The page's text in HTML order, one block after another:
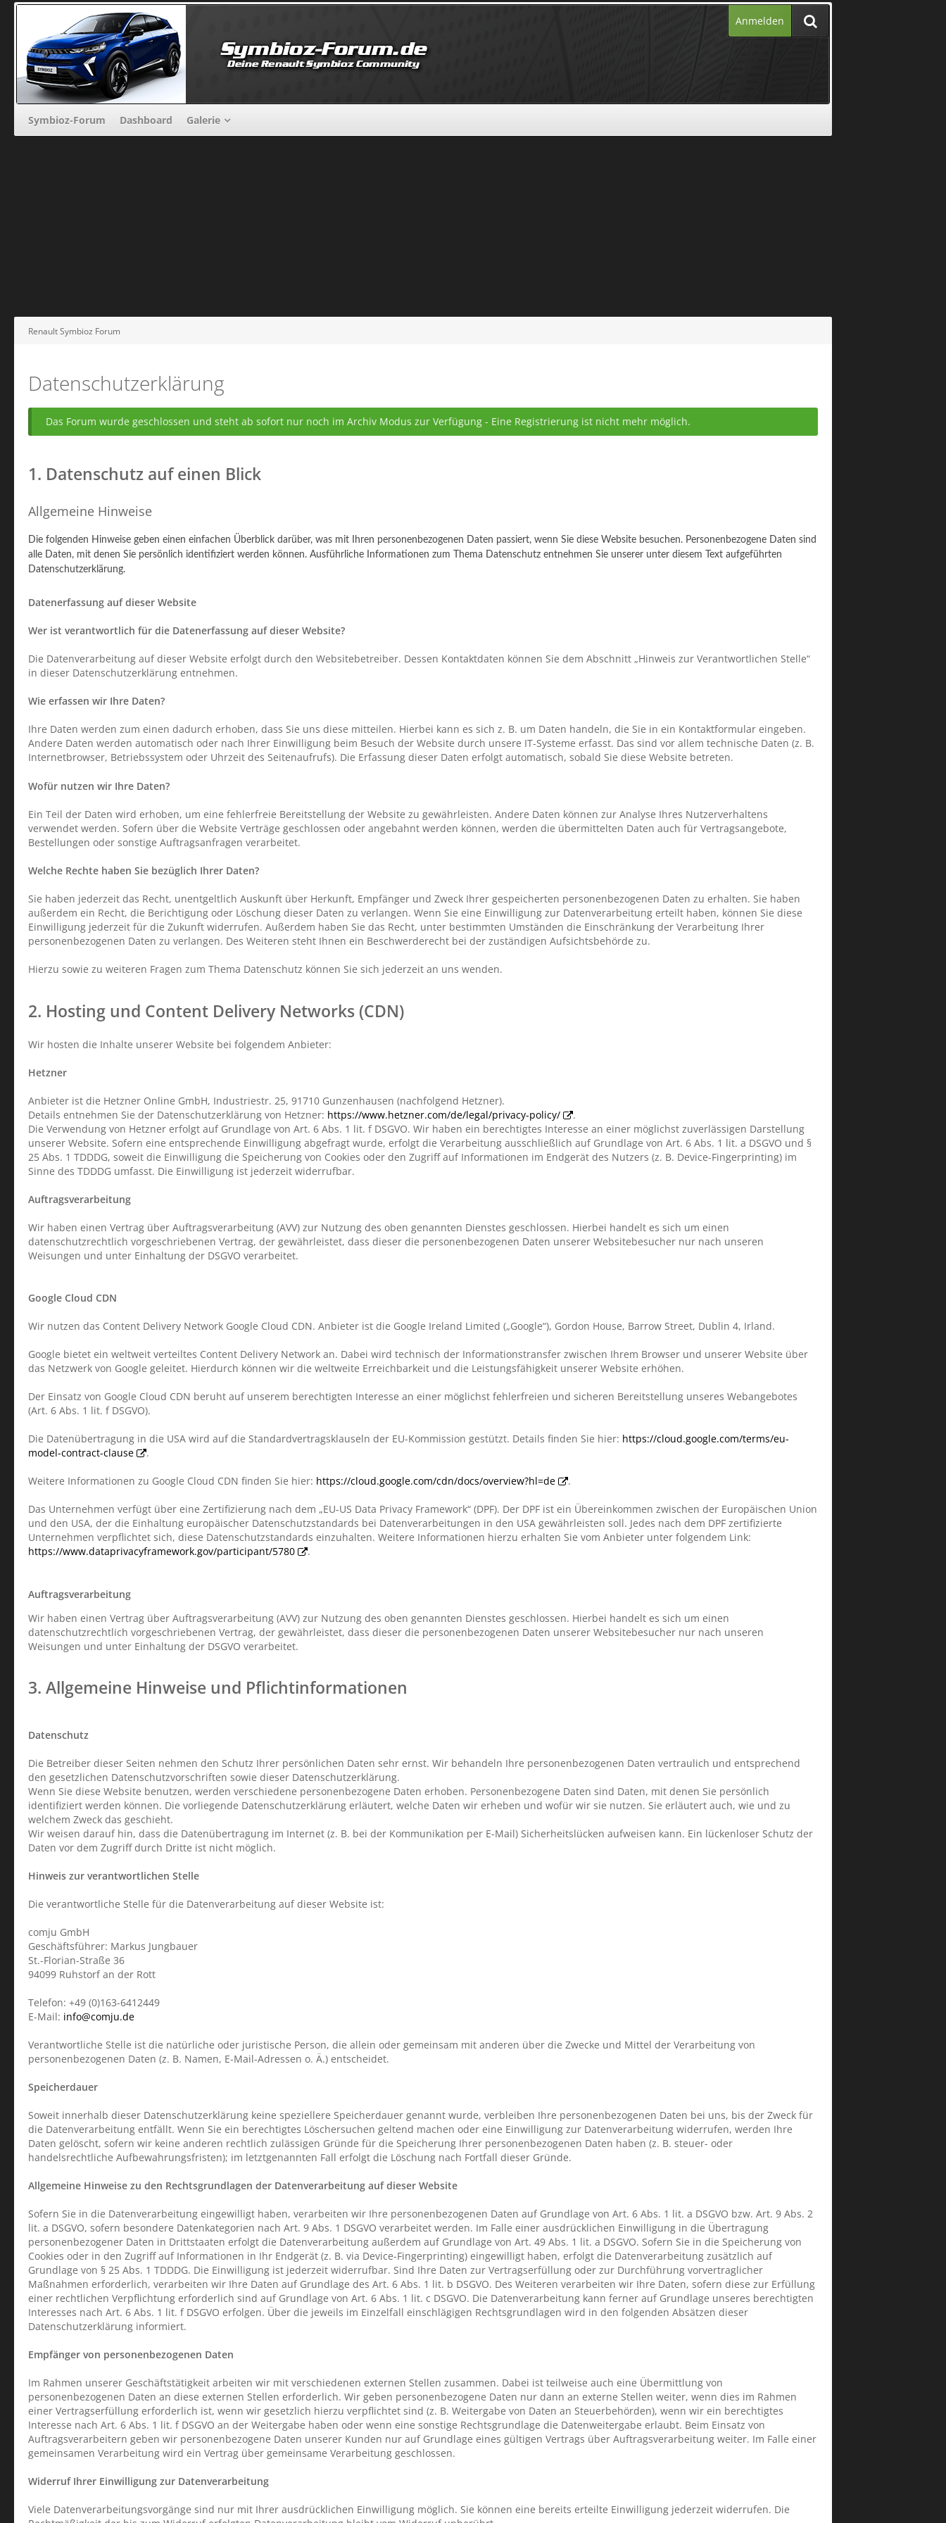
Anmelden
Symbioz-Forum Dashboard Galerie
Renault Symbioz Forum
Datenschutzerklärung
Das Forum wurde geschlossen und steht ab sofort nur noch im Archiv Modus zur Verfügung - Eine Registrierung ist nicht mehr möglich.
1. Datenschutz auf einen Blick
Allgemeine Hinweise
Die folgenden Hinweise geben einen einfachen Überblick darüber, was mit Ihren personenbezogenen Daten passiert, wenn Sie diese Website besuchen. Personenbezogene Daten sind
alle Daten, mit denen Sie persönlich identifiziert werden können. Ausführliche Informationen zum Thema Datenschutz entnehmen Sie unserer unter diesem Text aufgeführten
Datenschutzerklärung.
Datenerfassung auf dieser Website
Wer ist verantwortlich für die Datenerfassung auf dieser Website?
Die Datenverarbeitung auf dieser Website erfolgt durch den Websitebetreiber. Dessen Kontaktdaten können Sie dem Abschnitt „Hinweis zur Verantwortlichen Stelle“
in dieser Datenschutzerklärung entnehmen.
Wie erfassen wir Ihre Daten?
Ihre Daten werden zum einen dadurch erhoben, dass Sie uns diese mitteilen. Hierbei kann es sich z. B. um Daten handeln, die Sie in ein Kontaktformular eingeben.
Andere Daten werden automatisch oder nach Ihrer Einwilligung beim Besuch der Website durch unsere IT-Systeme erfasst. Das sind vor allem technische Daten (z. B.
Internetbrowser, Betriebssystem oder Uhrzeit des Seitenaufrufs). Die Erfassung dieser Daten erfolgt automatisch, sobald Sie diese Website betreten.
Wofür nutzen wir Ihre Daten?
Ein Teil der Daten wird erhoben, um eine fehlerfreie Bereitstellung der Website zu gewährleisten. Andere Daten können zur Analyse Ihres Nutzerverhaltens
verwendet werden. Sofern über die Website Verträge geschlossen oder angebahnt werden können, werden die übermittelten Daten auch für Vertragsangebote,
Bestellungen oder sonstige Auftragsanfragen verarbeitet.
Welche Rechte haben Sie bezüglich Ihrer Daten?
Sie haben jederzeit das Recht, unentgeltlich Auskunft über Herkunft, Empfänger und Zweck Ihrer gespeicherten personenbezogenen Daten zu erhalten. Sie haben
außerdem ein Recht, die Berichtigung oder Löschung dieser Daten zu verlangen. Wenn Sie eine Einwilligung zur Datenverarbeitung erteilt haben, können Sie diese
Einwilligung jederzeit für die Zukunft widerrufen. Außerdem haben Sie das Recht, unter bestimmten Umständen die Einschränkung der Verarbeitung Ihrer
personenbezogenen Daten zu verlangen. Des Weiteren steht Ihnen ein Beschwerderecht bei der zuständigen Aufsichtsbehörde zu.
Hierzu sowie zu weiteren Fragen zum Thema Datenschutz können Sie sich jederzeit an uns wenden.
2. Hosting und Content Delivery Networks (CDN)
Wir hosten die Inhalte unserer Website bei folgendem Anbieter:
Hetzner
Anbieter ist die Hetzner Online GmbH, Industriestr. 25, 91710 Gunzenhausen (nachfolgend Hetzner).
Details entnehmen Sie der Datenschutzerklärung von Hetzner: https://www.hetzner.com/de/legal/privacy-policy/
.
Die Verwendung von Hetzner erfolgt auf Grundlage von Art. 6 Abs. 1 lit. f DSGVO. Wir haben ein berechtigtes Interesse an einer möglichst zuverlässigen Darstellung
unserer Website. Sofern eine entsprechende Einwilligung abgefragt wurde, erfolgt die Verarbeitung ausschließlich auf Grundlage von Art. 6 Abs. 1 lit. a DSGVO und §
25 Abs. 1 TDDDG, soweit die Einwilligung die Speicherung von Cookies oder den Zugriff auf Informationen im Endgerät des Nutzers (z. B. Device-Fingerprinting) im
Sinne des TDDDG umfasst. Die Einwilligung ist jederzeit widerrufbar.
Auftragsverarbeitung
Wir haben einen Vertrag über Auftragsverarbeitung (AVV) zur Nutzung des oben genannten Dienstes geschlossen. Hierbei handelt es sich um einen
datenschutzrechtlich vorgeschriebenen Vertrag, der gewährleistet, dass dieser die personenbezogenen Daten unserer Websitebesucher nur nach unseren
Weisungen und unter Einhaltung der DSGVO verarbeitet.
Google Cloud CDN
Wir nutzen das Content Delivery Network Google Cloud CDN. Anbieter ist die Google Ireland Limited („Google“), Gordon House, Barrow Street, Dublin 4, Irland.
Google bietet ein weltweit verteiltes Content Delivery Network an. Dabei wird technisch der Informationstransfer zwischen Ihrem Browser und unserer Website über
das Netzwerk von Google geleitet. Hierdurch können wir die weltweite Erreichbarkeit und die Leistungsfähigkeit unserer Website erhöhen.
Der Einsatz von Google Cloud CDN beruht auf unserem berechtigten Interesse an einer möglichst fehlerfreien und sicheren Bereitstellung unseres Webangebotes
(Art. 6 Abs. 1 lit. f DSGVO).
Die Datenübertragung in die USA wird auf die Standardvertragsklauseln der EU-Kommission gestützt. Details finden Sie hier: https://cloud.google.com/terms/eu-
model-contract-clause
.
Weitere Informationen zu Google Cloud CDN finden Sie hier: https://cloud.google.com/cdn/docs/overview?hl=de .
Das Unternehmen verfügt über eine Zertifizierung nach dem „EU-US Data Privacy Framework“ (DPF). Der DPF ist ein Übereinkommen zwischen der Europäischen Union
und den USA, der die Einhaltung europäischer Datenschutzstandards bei Datenverarbeitungen in den USA gewährleisten soll. Jedes nach dem DPF zertifizierte
Unternehmen verpflichtet sich, diese Datenschutzstandards einzuhalten. Weitere Informationen hierzu erhalten Sie vom Anbieter unter folgendem Link:
https://www.dataprivacyframework.gov/participant/5780
.
Auftragsverarbeitung
Wir haben einen Vertrag über Auftragsverarbeitung (AVV) zur Nutzung des oben genannten Dienstes geschlossen. Hierbei handelt es sich um einen
datenschutzrechtlich vorgeschriebenen Vertrag, der gewährleistet, dass dieser die personenbezogenen Daten unserer Websitebesucher nur nach unseren
Weisungen und unter Einhaltung der DSGVO verarbeitet.
3. Allgemeine Hinweise und Pflicht­informationen
Datenschutz
Die Betreiber dieser Seiten nehmen den Schutz Ihrer persönlichen Daten sehr ernst. Wir behandeln Ihre personenbezogenen Daten vertraulich und entsprechend
den gesetzlichen Datenschutzvorschriften sowie dieser Datenschutzerklärung.
Wenn Sie diese Website benutzen, werden verschiedene personenbezogene Daten erhoben. Personenbezogene Daten sind Daten, mit denen Sie persönlich
identifiziert werden können. Die vorliegende Datenschutzerklärung erläutert, welche Daten wir erheben und wofür wir sie nutzen. Sie erläutert auch, wie und zu
welchem Zweck das geschieht.
Wir weisen darauf hin, dass die Datenübertragung im Internet (z. B. bei der Kommunikation per E-Mail) Sicherheitslücken aufweisen kann. Ein lückenloser Schutz der
Daten vor dem Zugriff durch Dritte ist nicht möglich.
Hinweis zur verantwortlichen Stelle
Die verantwortliche Stelle für die Datenverarbeitung auf dieser Website ist:
comju GmbH
Geschäftsführer: Markus Jungbauer
St.-Florian-Straße 36
94099 Ruhstorf an der Rott
Telefon: +49 (0)163-6412449
E-Mail: info@comju.de
Verantwortliche Stelle ist die natürliche oder juristische Person, die allein oder gemeinsam mit anderen über die Zwecke und Mittel der Verarbeitung von
personenbezogenen Daten (z. B. Namen, E-Mail-Adressen o. Ä.) entscheidet.
Speicherdauer
Soweit innerhalb dieser Datenschutzerklärung keine speziellere Speicherdauer genannt wurde, verbleiben Ihre personenbezogenen Daten bei uns, bis der Zweck für
die Datenverarbeitung entfällt. Wenn Sie ein berechtigtes Löschersuchen geltend machen oder eine Einwilligung zur Datenverarbeitung widerrufen, werden Ihre
Daten gelöscht, sofern wir keine anderen rechtlich zulässigen Gründe für die Speicherung Ihrer personenbezogenen Daten haben (z. B. steuer- oder
handelsrechtliche Aufbewahrungsfristen); im letztgenannten Fall erfolgt die Löschung nach Fortfall dieser Gründe.
Allgemeine Hinweise zu den Rechtsgrundlagen der Datenverarbeitung auf dieser Website
Sofern Sie in die Datenverarbeitung eingewilligt haben, verarbeiten wir Ihre personenbezogenen Daten auf Grundlage von Art. 6 Abs. 1 lit. a DSGVO bzw. Art. 9 Abs. 2
lit. a DSGVO, sofern besondere Datenkategorien nach Art. 9 Abs. 1 DSGVO verarbeitet werden. Im Falle einer ausdrücklichen Einwilligung in die Übertragung
personenbezogener Daten in Drittstaaten erfolgt die Datenverarbeitung außerdem auf Grundlage von Art. 49 Abs. 1 lit. a DSGVO. Sofern Sie in die Speicherung von
Cookies oder in den Zugriff auf Informationen in Ihr Endgerät (z. B. via Device-Fingerprinting) eingewilligt haben, erfolgt die Datenverarbeitung zusätzlich auf
Grundlage von § 25 Abs. 1 TDDDG. Die Einwilligung ist jederzeit widerrufbar. Sind Ihre Daten zur Vertragserfüllung oder zur Durchführung vorvertraglicher
Maßnahmen erforderlich, verarbeiten wir Ihre Daten auf Grundlage des Art. 6 Abs. 1 lit. b DSGVO. Des Weiteren verarbeiten wir Ihre Daten, sofern diese zur Erfüllung
einer rechtlichen Verpflichtung erforderlich sind auf Grundlage von Art. 6 Abs. 1 lit. c DSGVO. Die Datenverarbeitung kann ferner auf Grundlage unseres berechtigten
Interesses nach Art. 6 Abs. 1 lit. f DSGVO erfolgen. Über die jeweils im Einzelfall einschlägigen Rechtsgrundlagen wird in den folgenden Absätzen dieser
Datenschutzerklärung informiert.
Empfänger von personenbezogenen Daten
Im Rahmen unserer Geschäftstätigkeit arbeiten wir mit verschiedenen externen Stellen zusammen. Dabei ist teilweise auch eine Übermittlung von
personenbezogenen Daten an diese externen Stellen erforderlich. Wir geben personenbezogene Daten nur dann an externe Stellen weiter, wenn dies im Rahmen
einer Vertragserfüllung erforderlich ist, wenn wir gesetzlich hierzu verpflichtet sind (z. B. Weitergabe von Daten an Steuerbehörden), wenn wir ein berechtigtes
Interesse nach Art. 6 Abs. 1 lit. f DSGVO an der Weitergabe haben oder wenn eine sonstige Rechtsgrundlage die Datenweitergabe erlaubt. Beim Einsatz von
Auftragsverarbeitern geben wir personenbezogene Daten unserer Kunden nur auf Grundlage eines gültigen Vertrags über Auftragsverarbeitung weiter. Im Falle einer
gemeinsamen Verarbeitung wird ein Vertrag über gemeinsame Verarbeitung geschlossen.
Widerruf Ihrer Einwilligung zur Datenverarbeitung
Viele Datenverarbeitungsvorgänge sind nur mit Ihrer ausdrücklichen Einwilligung möglich. Sie können eine bereits erteilte Einwilligung jederzeit widerrufen. Die